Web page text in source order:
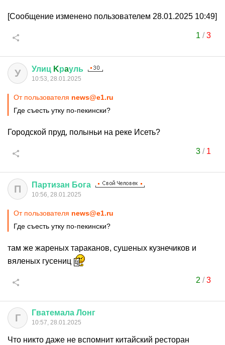
[Сообщение изменено пользователем 28.01.2025 10:49]
1 /3
У Улиц Kрaуль
10:53, 28.01.2025
От пользователя news@e1.ru
Где съесть утку по-пекински?
Городской пруд, полыньи на реке Исеть?
3/ 1
П Партизан Бога
10:56, 28.01.2025
От пользователя news@e1.ru
Где съесть утку по-пекински?
там же жареных тараканов, сушеных кузнечиков и
вяленых гусениц
2 /3
Г Гватемала Лонг
10:57, 28.01.2025
Что никто даже не вспомнит китайский ресторан